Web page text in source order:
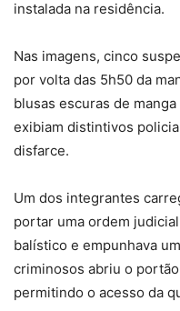
instalada na residência.
Nas imagens, cinco
por volta das 5h50 da
blusas escuras de
exibiam distintivos
disfarce.
Um dos integrantes
portar uma ordem
balístico e empunhava
criminosos abriu o
permitindo o acesso da